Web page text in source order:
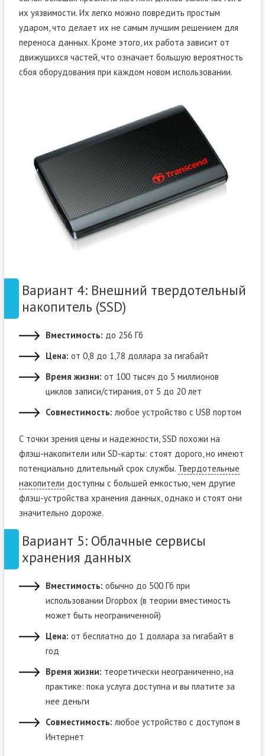
их уязвимости. Их легко можно повредить простым
ударом, что делает их не самым лучшим решением для
переноса данных. Кроме этого, их работа зависит от
движущихся частей, что означает большую вероятность
сбоя оборудования при каждом новом использовании.
Вариант 4: Внешний твердотельный
накопитель (SSD)
Вместимость: до 256 Гб
Цена: от 0,8 до 1,78 доллара за гигабайт
Время жизни: от 100 тысяч до 5 миллионов
циклов записи/стирания, от 5 до 20 лет
Совместимость: любое устройство с USB портом
С точки зрения цены и надежности, SSD похожи на
флэш-накопители или SD-карты: стоят дорого, но имеют
потенциально длительный срок службы. Твердотельные
накопители доступны с большей емкостью, чем другие
флэш-устройства хранения данных, однако и стоят они
значительно дороже.
Вариант 5: Облачные сервисы
хранения данных
Вместимость: обычно до 500 Гб при
использовании Dropbox (в теории вместимость
может быть неограниченной)
Цена: от бесплатно до 1 доллара за гигабайт в
год
Время жизни: теоретически неограниченно, на
практике: пока услуга доступна и вы платите за
нее деньги
Совместимость: любое устройство с доступом в
Интернет